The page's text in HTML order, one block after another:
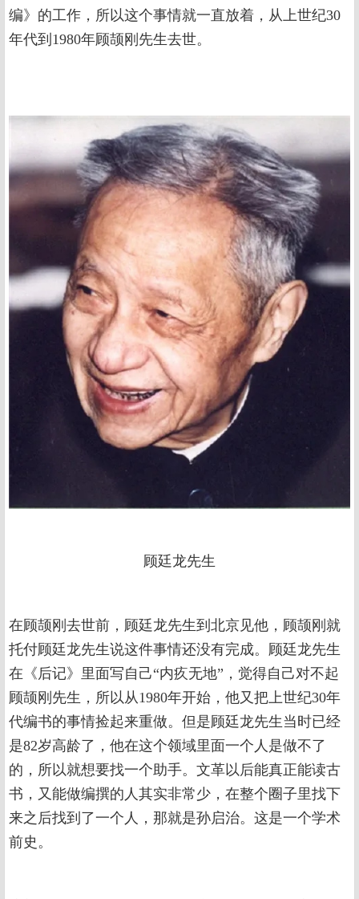
编》的工作，所以这个事情就一直放着，从上世纪30
年代到1980年顾颉刚先生去世。
顾廷龙先生
在顾颉刚去世前，顾廷龙先生到北京见他，顾颉刚就
托付顾廷龙先生说这件事情还没有完成。顾廷龙先生
在《后记》里面写自己“内疚无地”，觉得自己对不起
顾颉刚先生，所以从1980年开始，他又把上世纪30年
代编书的事情捡起来重做。但是顾廷龙先生当时已经
是82岁高龄了，他在这个领域里面一个人是做不了
的，所以就想要找一个助手。文革以后能真正能读古
书，又能做编撰的人其实非常少，在整个圈子里找下
来之后找到了一个人，那就是孙启治。这是一个学术
前史。